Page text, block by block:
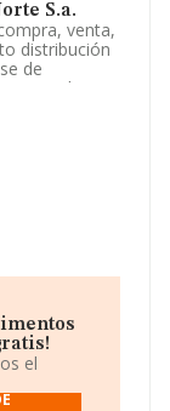
S.a.
venta,
distribución
de
en
está
de
Avenida
de
los datos de
facturación
que el
empresas es
el